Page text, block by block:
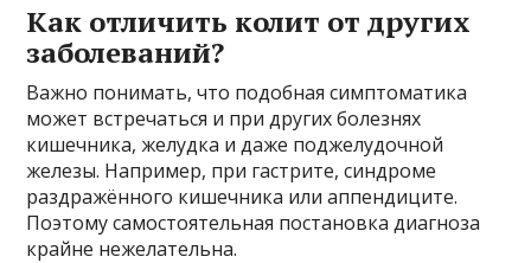
Как отличить колит от других
заболеваний?
Важно понимать, что подобная симптоматика
может встречаться и при других болезнях
кишечника, желудка и даже поджелудочной
железы. Например, при гастрите, синдроме
раздражённого кишечника или аппендиците.
Поэтому самостоятельная постановка диагноза
крайне нежелательна.